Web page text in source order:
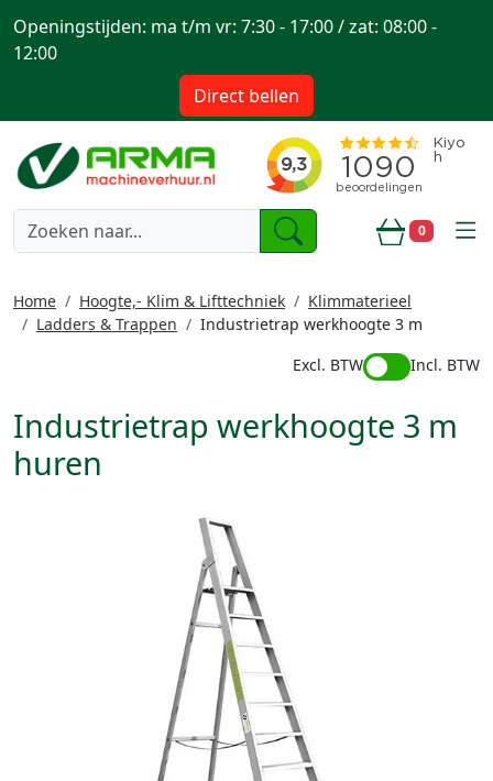
0
Openingstijden: ma t/m vr: 7:30 - 17:00 / zat: 08:00 -
12:00
Direct bellen
Home Hoogte,- Klim & Lifttechniek
Klimmaterieel
Ladders & Trappen
Industrietrap werkhoogte 3 m
Excl. BTW
Incl. BTW
Industrietrap werkhoogte 3 m
huren